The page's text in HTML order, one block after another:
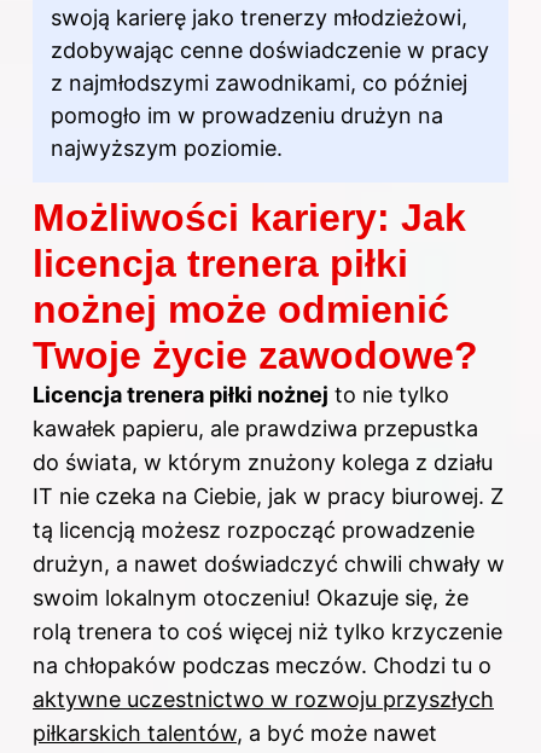
swoją karierę jako trenerzy młodzieżowi,
zdobywając cenne doświadczenie w pracy
z najmłodszymi zawodnikami, co później
pomogło im w prowadzeniu drużyn na
najwyższym poziomie.
Możliwości kariery: Jak
licencja trenera piłki
nożnej może odmienić
Twoje życie zawodowe?
Licencjatrenera piłki nożnej to nie tylko
kawałek papieru, ale prawdziwa przepustka
do świata, w którym znużony kolega z działu
IT nie czeka na Ciebie, jak w pracy biurowej. Z
tą licencją możesz rozpocząć prowadzenie
drużyn, a nawet doświadczyć chwili chwały w
swoim lokalnym otoczeniu! Okazuje się, że
rolą trenera to coś więcej niż tylko krzyczenie
na chłopaków podczas meczów. Chodzi tu o
aktywne uczestnictwo w rozwoju przyszłych
piłkarskich talentów, a być może nawet